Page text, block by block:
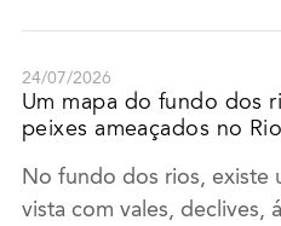
24/07/2026
Um mapa do fundo dos
peixes ameaçados no
No fundo dos rios, existe
vista com vales, declives,